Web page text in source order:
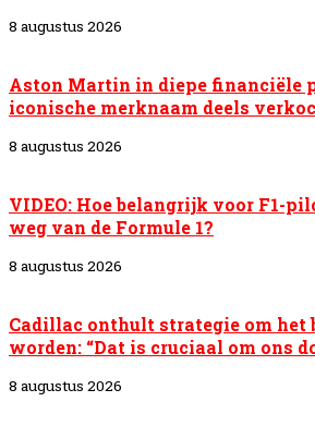
8 augustus 2026
Aston Martin in diepe financiële
iconische merknaam deels
8 augustus 2026
VIDEO: Hoe belangrijk voor F1-
weg van de Formule 1?
8 augustus 2026
Cadillac onthult strategie om het
worden: “Dat is cruciaal om ons
8 augustus 2026